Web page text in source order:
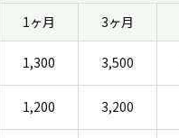
1ヶ月 3ヶ月
1,300 3,500
1,200 3,200